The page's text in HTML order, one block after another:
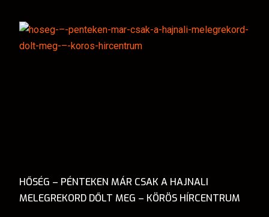
HŐSÉG – PÉNTEKEN MÁR CSAK A HAJNALI
MELEGREKORD DŐLT MEG – KÖRÖS HÍRCENTRUM